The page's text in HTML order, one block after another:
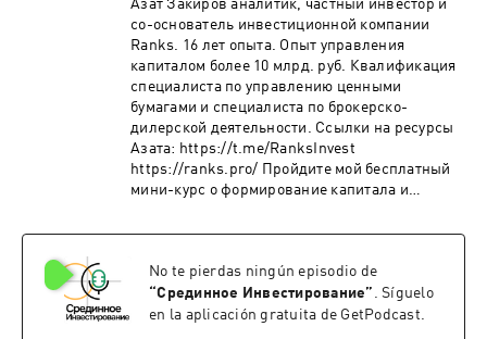
ограничения в опционах. 35:58 Как быть с
ограниченностью по времени опционов, один
можно начать, чтобы познакомиться с
опционами. 47:40 Какие еще стратегии можно
применять, автоматический стоп в опционах.
Пройдите мой бесплатный мини-курс о
формирование капитала и инвестирование,
принятия решений на финансовых рынках и
почему такое название у этого подкаста. Беру
интервью у моих друзей и коллег, чтобы
помочь начинающим инвесторам найти свой
Азат Закиров аналитик, частный инвестор и
со-основатель инвестиционной компании
Ranks. 16 лет опыта. Опыт управления
капиталом более 10 млрд. руб. Квалификация
специалиста по управлению ценными
бумагами и специалиста по брокерско-
дилерской деятельности. Ссылки на ресурсы
Азата: https://t.me/RanksInvest
https://ranks.pro/ Пройдите мой бесплатный
мини-курс о формирование капитала и
управлять эмоциями на
подкасте я рассказываю о своих подходах
принятия решений на финансовых рынках и
почему такое название у этого подкаста. Беру
No te pierdas ningún episodio de
“Срединное Инвестирование” . Síguelo
en la aplicación gratuita de GetPodcast.